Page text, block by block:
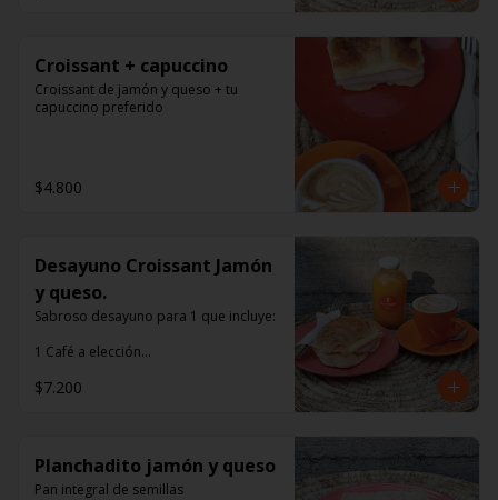
Croissant + capuccino
Croissant de jamón y queso + tu
capuccino preferido
$4.800
Desayuno Croissant Jamón
y queso.
Sabroso desayuno para 1 que incluye:
1 Café a elección
1 Jugo de Naranja Recién exprimido
$7.200
Planchadito jamón y queso
Pan integral de semillas